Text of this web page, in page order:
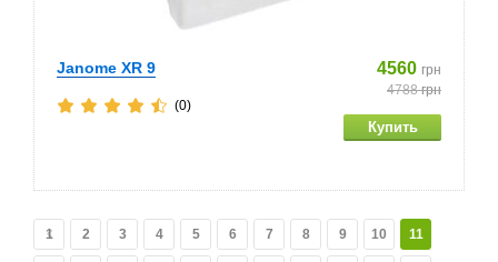
Janome XR 9 4560 грн
4788грн
(0)
1 2 3 4 5 6 7 8 9 10 11